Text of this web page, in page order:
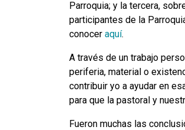
Parroquia; y la tercera,
participantes de la
conocer aquí.
A través de un trabajo
periferia, material o
contribuir yo a ayudar en
para que la pastoral y
Fueron muchas las